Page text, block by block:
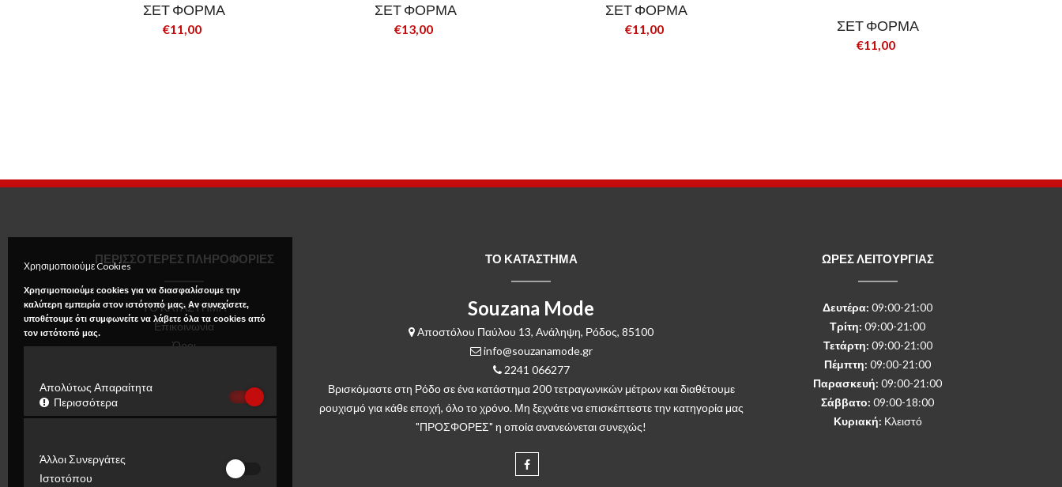
ΣΕΤ ΦΟΡΜΑ
€11,00
ΣΕΤ ΦΟΡΜΑ
€13,00
ΣΕΤ ΦΟΡΜΑ
€11,00 ΣΕΤ ΦΟΡΜΑ
€11,00
ΠΕΡΙΣΣΟΤΕΡΕΣ ΠΛΗΡΟΦΟΡΙΕΣ
ΤΟ ΚΑΤΑΣΤΗΜΑ
Επικοινωνία
Όροι
ΤΟ ΚΑΤΑΣΤΗΜΑ
Souzana Mode
Αποστόλου Παύλου 13, Ανάληψη, Ρόδος, 85100
info@souzanamode.gr
2241 066277
Βρισκόμαστε στη Ρόδο σε ένα κατάστημα 200 τετραγωνικών μέτρων και διαθέτουμε
ρουχισμό για κάθε εποχή, όλο το χρόνο. Μη ξεχνάτε να επισκέπτεστε την κατηγορία μας
"ΠΡΟΣΦΟΡΕΣ" η οποία ανανεώνεται συνεχώς!
ΩΡΕΣ ΛΕΙΤΟΥΡΓΙΑΣ
Δευτέρα: 09:00-21:00
Τρίτη: 09:00-21:00
Τετάρτη: 09:00-21:00
Πέμπτη: 09:00-21:00
Παρασκευή: 09:00-21:00
Σάββατο: 09:00-18:00
Κυριακή: Κλειστό
Χρησιμοποιούμε Cookies
Χρησιμοποιούμε cookies για να διασφαλίσουμε την
καλύτερη εμπειρία στον ιστότοπό μας. Αν συνεχίσετε,
υποθέτουμε ότι συμφωνείτε να λάβετε όλα τα cookies από
τον ιστότοπό μας.
Απολύτως Απαραίτητα
Περισσότερα
Άλλοι Συνεργάτες
Ιστοτόπου